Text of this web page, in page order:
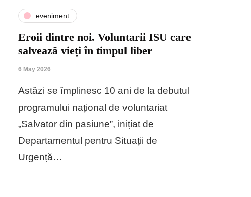
eveniment
Eroii dintre noi. Voluntarii ISU care
salvează vieți în timpul liber
6 May 2026
Astăzi se împlinesc 10 ani de la debutul
programului național de voluntariat
„Salvator din pasiune”, inițiat de
Departamentul pentru Situații de
Urgență…